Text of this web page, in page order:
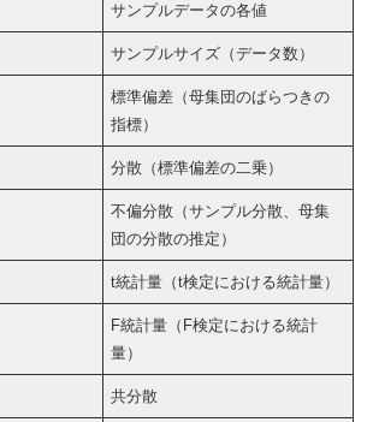
サンプルデータの各値
サンプルサイズ（データ数）
標準偏差（母集団のばらつきの
指標）
分散（標準偏差の二乗）
不偏分散（サンプル分散、母集
団の分散の推定）
t統計量（t検定における統計量）
F統計量（F検定における統計
量）
共分散